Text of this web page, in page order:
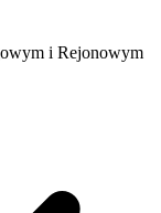
i Rejonowym